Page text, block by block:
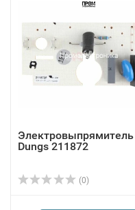
Электровыпрямитель
Dungs 211872
(0)